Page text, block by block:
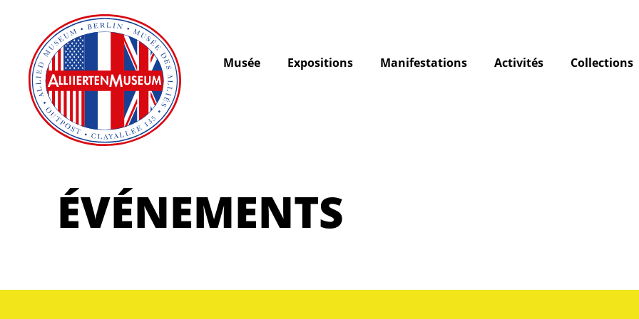
Musée Expositions Manifestations Activités Collections
ÉVÉNEMENTS